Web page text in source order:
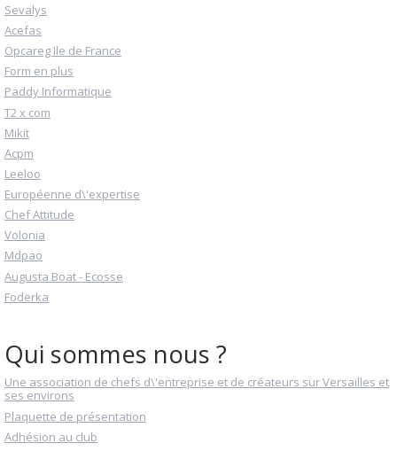
Sevalys
Acefas
Opcareg Ile de France
Form en plus
Paddy Informatique
T2 x com
Mikit
Acpm
Leeloo
Européenne d\'expertise
Chef Attitude
Volonia
Mdpao
Augusta Boat - Ecosse
Foderka
Qui sommes nous ?
Une association de chefs d\'entreprise et de créateurs sur Versailles et
ses environs
Plaquette de présentation
Adhésion au club